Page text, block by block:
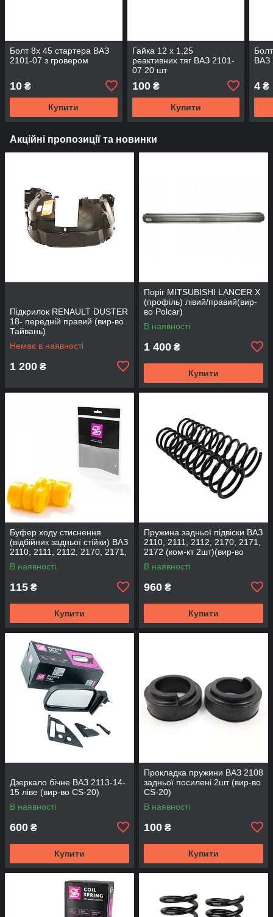
Болт 8х 45 стартера ВАЗ
2101-07 з гровером
10 ₴
Купити
Гайка 12 х 1,25
реактивних тяг ВАЗ 2101-
07 20 шт
100₴
Купити
ВАЗ
4 ₴
Акційні пропозиції та новинки
Підкрилок RENAULT DUSTER
18- передній правий (вир-во
Тайвань)
Немає в наявності
1 200 ₴
Поріг MITSUBISHI LANCER Х
(профіль) лівий/правий(вир-
во Polcar)
В наявності
1 400 ₴
Купити
Буфер ходу стиснення
(відбійник задньої стійки) ВАЗ
2110, 2111, 2112, 2170, 2171,
2172 (2шт) (вир-во CS-20
В наявності
115 ₴
Купити
Пружина задньої підвіски ВАЗ
2110, 2111, 2112, 2170, 2171,
2172 (ком-кт 2шт)(вир-во
SKADI)
В наявності
960 ₴
Купити
Дзеркало бічне ВАЗ 2113-14-
15 ліве (вир-во CS-20)
В наявності
600 ₴
Купити
Прокладка пружини ВАЗ 2108
задньої посилені 2шт (вир-во
CS-20)
В наявності
100 ₴
Купити